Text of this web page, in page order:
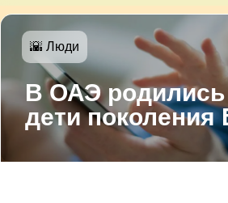
В ОАЭ
дети поколения
🌇 Люди